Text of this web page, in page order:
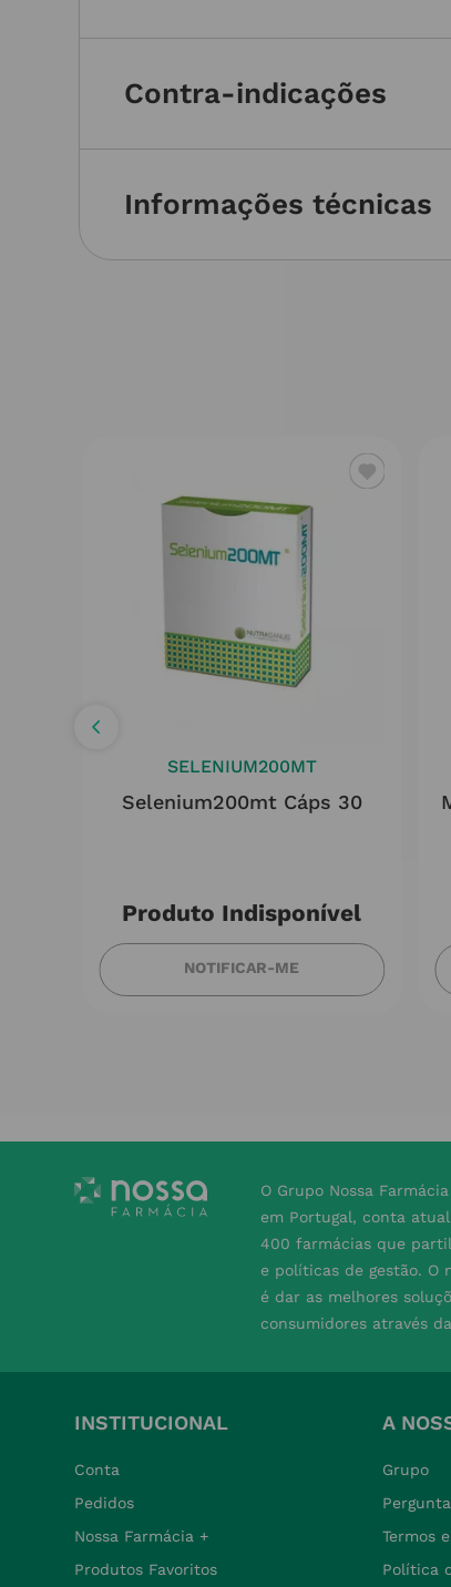
Contra-indicações
Informações técnicas
SELENIUM200MT
Selenium200mt Cáps 30
Produto Indisponível
NOTIFICAR-ME
O Grupo Nossa
em Portugal, conta
400 farmácias que
e políticas de gestão. O
é dar as melhores
consumidores através
INSTITUCIONAL
Conta
Pedidos
Nossa Farmácia +
Produtos Favoritos
A
Grupo
Termos
Política